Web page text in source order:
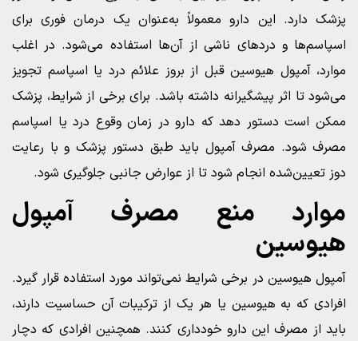
پزشک دارد. این دارو معمولاً به‌عنوان یک درمان فوری برای
اسپاسم‌ها و دردهای ناشی از آن‌ها استفاده می‌شود. در اغلب
موارد، آمپول هیوسین قبل از بروز علائم درد یا اسپاسم تجویز
می‌شود تا اثر پیشگیرانه داشته باشد. برای برخی از شرایط، پزشک
ممکن است دستور دهد که دارو در زمان وقوع درد یا اسپاسم
مصرف شود. مصرف آمپول باید طبق دستور پزشک و با رعایت
دوز تعیین‌شده انجام شود تا از عوارض جانبی جلوگیری شود.
موارد منع مصرف آمپول
هیوسین
آمپول هیوسین در برخی شرایط نمی‌تواند مورد استفاده قرار گیرد.
افرادی که به هیوسین یا هر یک از ترکیبات آن حساسیت دارند،
باید از مصرف این دارو خودداری کنند. همچنین افرادی که دچار